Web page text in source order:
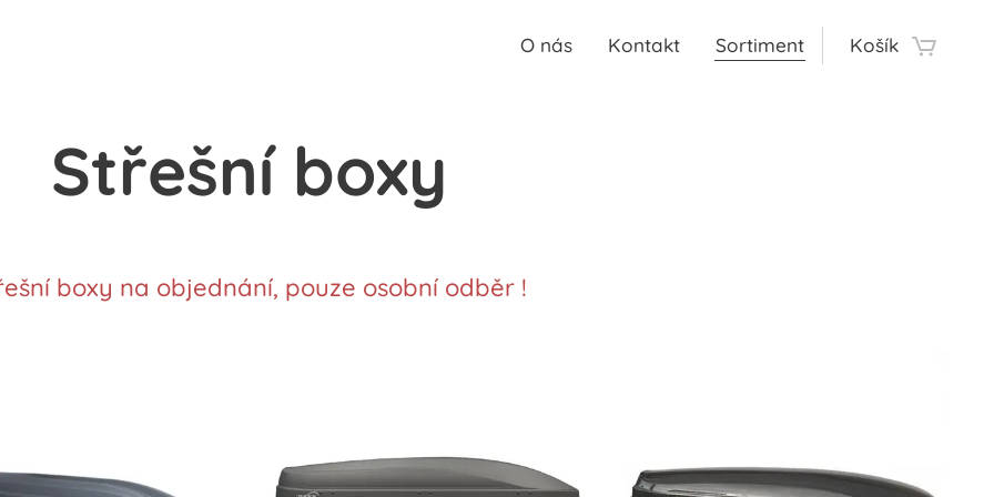
O nás Kontakt Sortiment Košík
Střešní boxy
boxy na objednání, pouze osobní odběr !